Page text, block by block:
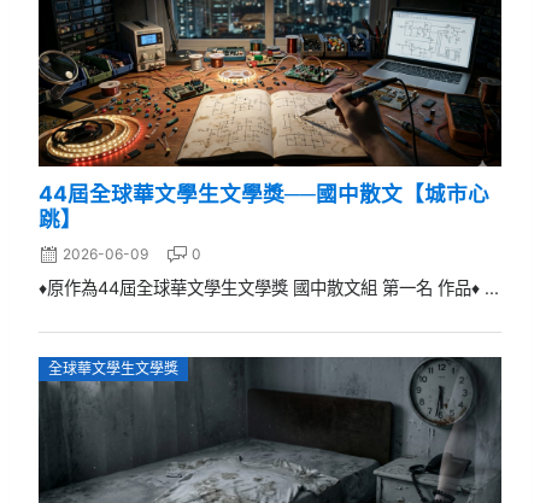
44屆全球華文學生文學獎──國中散文【城市心
跳】
2026-06-09 0
♦原作為44屆全球華文學生文學獎 國中散文組 第一名 作品♦ ...
全球華文學生文學獎